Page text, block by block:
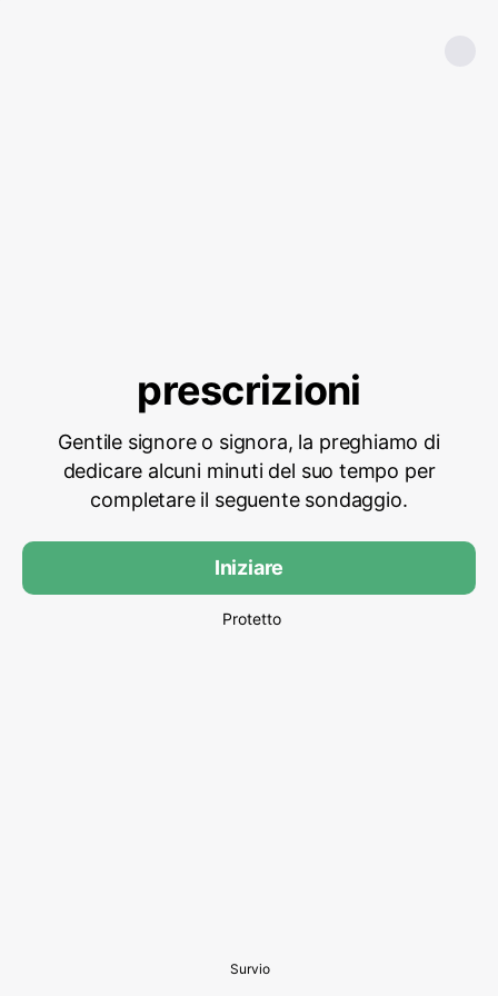
prescrizioni
Gentile signore o signora, la preghiamo di
dedicare alcuni minuti del suo tempo per
completare il seguente sondaggio.
Iniziare
Protetto
Survio